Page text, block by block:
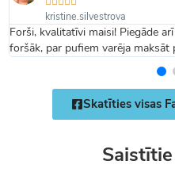
kristine.silvestrova
Forši, kvalitatīvi maisi! Piegāde
foršāk, par pufiem varēja maksāt
Skatīties visas